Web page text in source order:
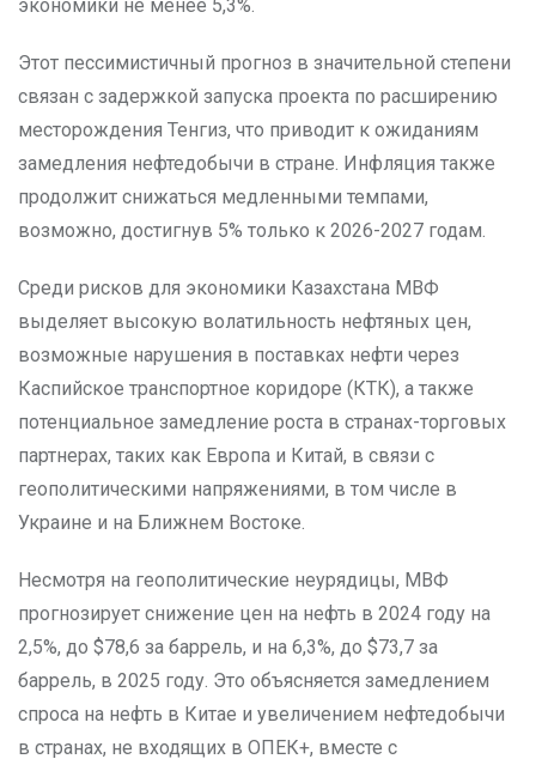
экономики не менее 5,3%.
Этот пессимистичный прогноз в значительной степени
связан с задержкой запуска проекта по расширению
месторождения Тенгиз, что приводит к ожиданиям
замедления нефтедобычи в стране. Инфляция также
продолжит снижаться медленными темпами,
возможно, достигнув 5% только к 2026-2027 годам.
Среди рисков для экономики Казахстана МВФ
выделяет высокую волатильность нефтяных цен,
возможные нарушения в поставках нефти через
Каспийское транспортное коридоре (КТК), а также
потенциальное замедление роста в странах-торговых
партнерах, таких как Европа и Китай, в связи с
геополитическими напряжениями, в том числе в
Украине и на Ближнем Востоке.
Несмотря на геополитические неурядицы, МВФ
прогнозирует снижение цен на нефть в 2024 году на
2,5%, до $78,6 за баррель, и на 6,3%, до $73,7 за
баррель, в 2025 году. Это объясняется замедлением
спроса на нефть в Китае и увеличением нефтедобычи
в странах, не входящих в ОПЕК+, вместе с